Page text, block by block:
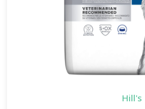
Hill's